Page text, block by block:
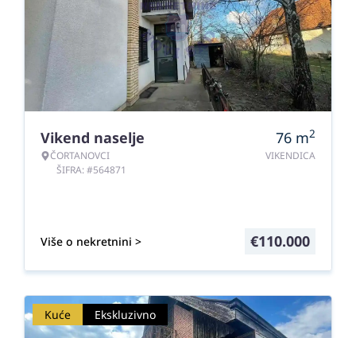
Vikend naselje
ČORTANOVCI
ŠIFRA: #564871
76 m2
VIKENDICA
Više o nekretnini > €110.000
Kuće Ekskluzivno